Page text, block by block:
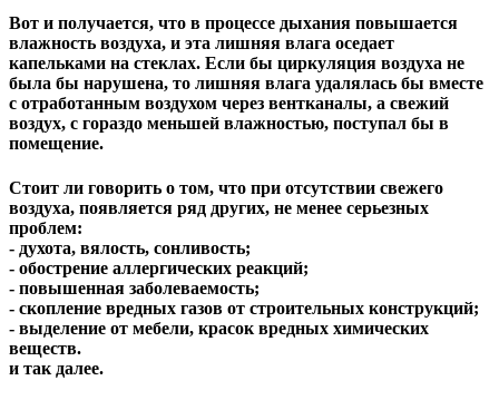
Вот и получается, что в процессе дыхания повышается
влажность воздуха, и эта лишняя влага оседает
капельками на стеклах. Если бы циркуляция воздуха не
была бы нарушена, то лишняя влага удалялась бы вместе
с отработанным воздухом через вентканалы, а свежий
воздух, с гораздо меньшей влажностью, поступал бы в
помещение.
Стоит ли говорить о том, что при отсутствии свежего
воздуха, появляется ряд других, не менее серьезных
проблем:
- духота, вялость, сонливость;
- обострение аллергических реакций;
- повышенная заболеваемость;
- скопление вредных газов от строительных конструкций;
- выделение от мебели, красок вредных химических
веществ.
и так далее.